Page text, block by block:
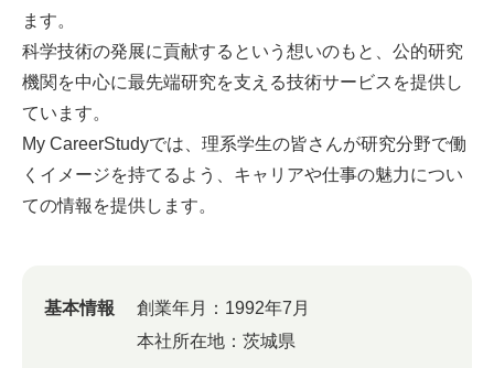
ます。
科学技術の発展に貢献するという想いのもと、公的研究
機関を中心に最先端研究を支える技術サービスを提供し
ています。
My CareerStudyでは、理系学生の皆さんが研究分野で働
くイメージを持てるよう、キャリアや仕事の魅力につい
ての情報を提供します。
基本情報 創業年月： 1992年7月
本社所在地： 茨城県